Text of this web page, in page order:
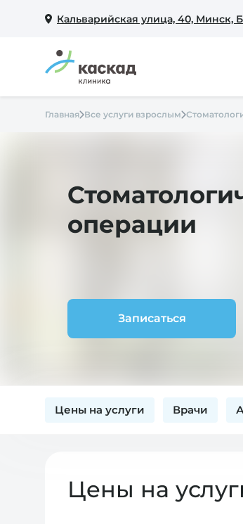
Кальварийская улица, 40, Минск,
Главная Все услуги взрослым
операции
Записаться
Цены на услуги Врачи
Цены на